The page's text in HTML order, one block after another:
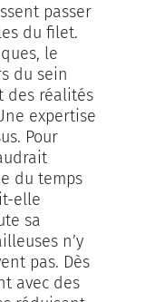
passer
du filet.
le
du sein
des réalités
expertise
Pour
du temps
elle
sa
n’y
pas. Dès
avec des